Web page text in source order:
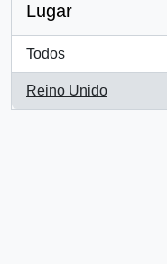
Lugar
Todos
Reino Unido
, 1 resultados